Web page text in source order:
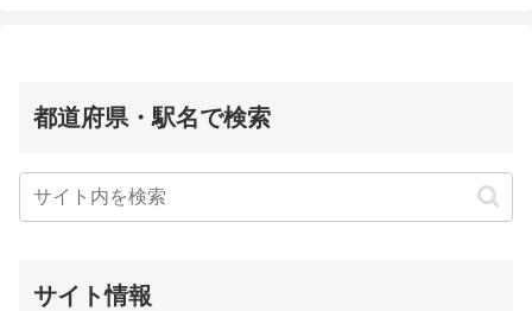
都道府県・駅名で検索
サイト情報